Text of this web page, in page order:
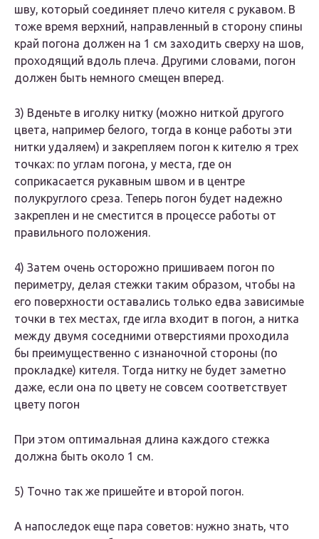
шву, который соединяет плечо кителя с рукавом. В
тоже время верхний, направленный в сторону спины
край погона должен на 1 см заходить сверху на шов,
проходящий вдоль плеча. Другими словами, погон
должен быть немного смещен вперед.
3) Вденьте в иголку нитку (можно ниткой другого
цвета, например белого, тогда в конце работы эти
нитки удаляем) и закрепляем погон к кителю я трех
точках: по углам погона, у места, где он
соприкасается рукавным швом и в центре
полукруглого среза. Теперь погон будет надежно
закреплен и не сместится в процессе работы от
правильного положения.
4) Затем очень осторожно пришиваем погон по
периметру, делая стежки таким образом, чтобы на
его поверхности оставались только едва зависимые
точки в тех местах, где игла входит в погон, а нитка
между двумя соседними отверстиями проходила
бы преимущественно с изнаночной стороны (по
прокладке) кителя. Тогда нитку не будет заметно
даже, если она по цвету не совсем соответствует
цвету погон
При этом оптимальная длина каждого стежка
должна быть около 1 см.
5) Точно так же пришейте и второй погон.
А напоследок еще пара советов: нужно знать, что